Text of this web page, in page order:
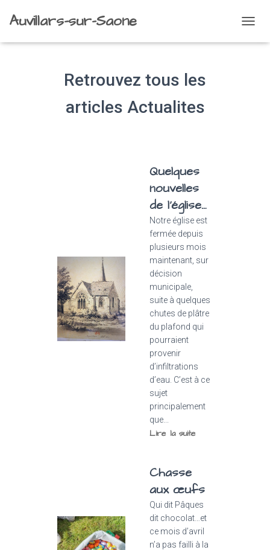
Auvillars-sur-Saone
LA
Retrouvez tous les
articles Actualites
Quelques
nouvelles
de l’église…
Notre église est
fermée depuis
plusieurs mois
maintenant, sur
décision
municipale,
suite à quelques
chutes de plâtre
du plafond qui
pourraient
provenir
d’infiltrations
d’eau. C’est à ce
sujet
principalement
que...
Lire la suite
Chasse
aux œufs
Qui dit Pâques
dit chocolat…et
ce mois d’avril
n’a pas failli à la